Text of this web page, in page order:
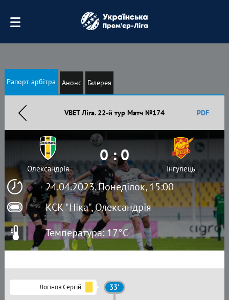
Рапорт арбітра Анонс Галерея
VBET Ліга. 22-й тур Матч №174 PDF
24.04.2023. Понеділок, 15:00
КСК "Ніка", Олександрія
Олександрія
0 : 0
Інгулець
Температура: 17°C
Логінов Сергій 33'